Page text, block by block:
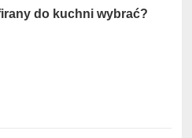
do kuchni wybrać?